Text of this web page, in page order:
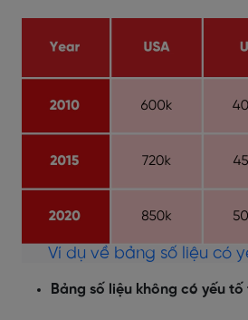
Ví dụ về bảng số liệu có
Bảng số liệu không có yếu